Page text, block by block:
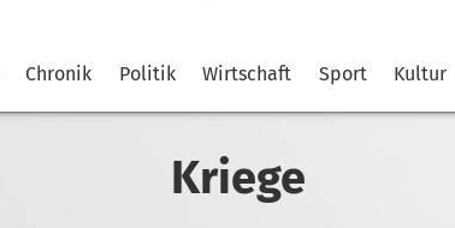
Chronik Politik Wirtschaft Sport Kultur
Kriege